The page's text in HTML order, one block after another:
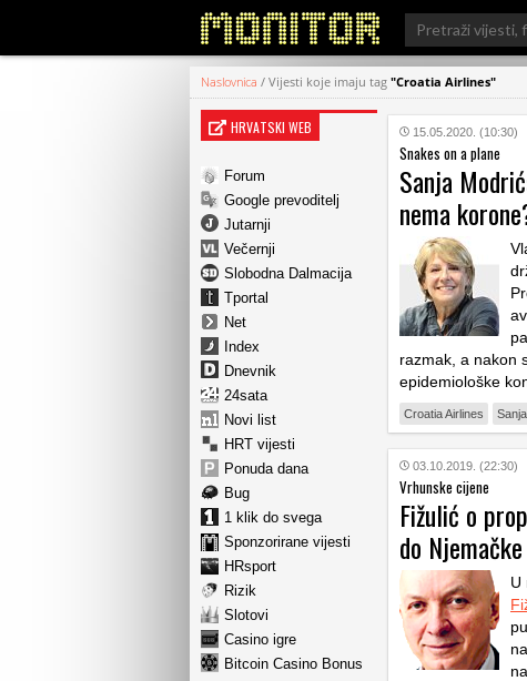
Search
for:
Naslovnica / Vijesti koje imaju tag "Croatia Airlines"
HRVATSKI WEB
Forum
Google prevoditelj
Jutarnji
Večernji
Slobodna Dalmacija
Tportal
Net
Index
Dnevnik
24sata
Novi list
HRT vijesti
Ponuda dana
Bug
1 klik do svega
Sponzorirane vijesti
HRsport
Rizik
Slotovi
Casino igre
Bitcoin Casino Bonus
15.05.2020. (10:30)
Snakes on a plane
Sanja
nema
razmak, a nakon
epidemiološke
Croatia Airlines
03.10.2019. (22:30)
Vrhunske cijene
Fižulić o
do
U